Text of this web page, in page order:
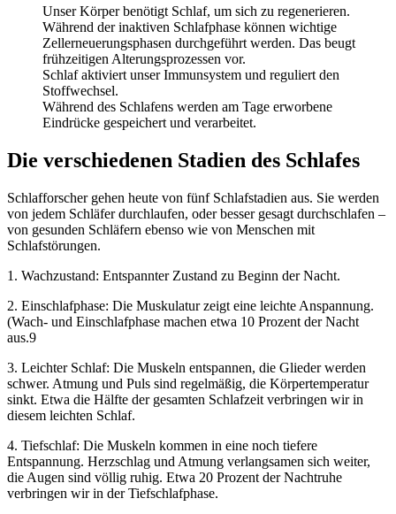
Unser Körper benötigt Schlaf, um sich zu regenerieren.
Während der inaktiven Schlafphase können wichtige
Zellerneuerungsphasen durchgeführt werden. Das beugt
frühzeitigen Alterungsprozessen vor.
Schlaf aktiviert unser Immunsystem und reguliert den
Stoffwechsel.
Während des Schlafens werden am Tage erworbene
Eindrücke gespeichert und verarbeitet.
Die verschiedenen Stadien des Schlafes
Schlafforscher gehen heute von fünf Schlafstadien aus. Sie werden
von jedem Schläfer durchlaufen, oder besser gesagt durchschlafen –
von gesunden Schläfern ebenso wie von Menschen mit
Schlafstörungen.
1. Wachzustand: Entspannter Zustand zu Beginn der Nacht.
2. Einschlafphase: Die Muskulatur zeigt eine leichte Anspannung.
(Wach- und Einschlafphase machen etwa 10 Prozent der Nacht
aus.9
3. Leichter Schlaf: Die Muskeln entspannen, die Glieder werden
schwer. Atmung und Puls sind regelmäßig, die Körpertemperatur
sinkt. Etwa die Hälfte der gesamten Schlafzeit verbringen wir in
diesem leichten Schlaf.
4. Tiefschlaf: Die Muskeln kommen in eine noch tiefere
Entspannung. Herzschlag und Atmung verlangsamen sich weiter,
die Augen sind völlig ruhig. Etwa 20 Prozent der Nachtruhe
verbringen wir in der Tiefschlafphase.